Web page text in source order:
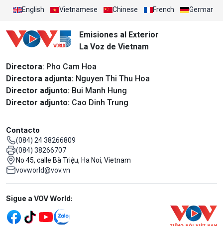
English Vietnamese Chinese French German
Emisiones al Exterior
La Voz de Vietnam
Directora: Pho Cam Hoa
Directora adjunta: Nguyen Thi Thu Hoa
Director adjunto: Bui Manh Hung
Director adjunto: Cao Dinh Trung
Contacto
(084) 24 38266809
(084) 38266707
No 45, calle Bà Triệu, Ha Noi, Vietnam
vovworld@vov.vn
Mạng xã hội
Sigue a VOV World: